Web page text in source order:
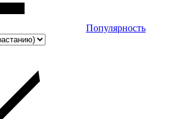
Популярность